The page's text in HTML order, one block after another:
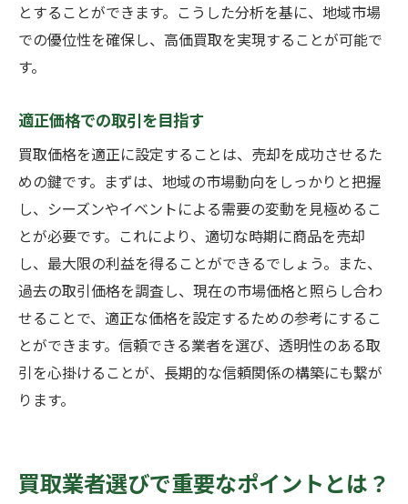
とすることができます。こうした分析を基に、地域市場
での優位性を確保し、高価買取を実現することが可能で
す。
適正価格での取引を目指す
買取価格を適正に設定することは、売却を成功させるた
めの鍵です。まずは、地域の市場動向をしっかりと把握
し、シーズンやイベントによる需要の変動を見極めるこ
とが必要です。これにより、適切な時期に商品を売却
し、最大限の利益を得ることができるでしょう。また、
過去の取引価格を調査し、現在の市場価格と照らし合わ
せることで、適正な価格を設定するための参考にするこ
とができます。信頼できる業者を選び、透明性のある取
引を心掛けることが、長期的な信頼関係の構築にも繋が
ります。
買取業者選びで重要なポイントとは？